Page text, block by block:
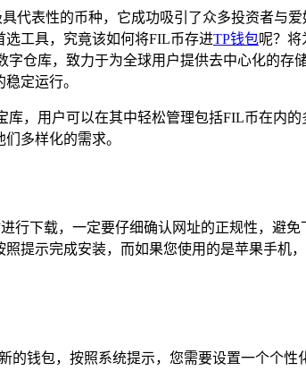
代表性的币种，它成功吸引了众多投资者与爱
工具，究竟该如何将FIL币存进TP钱包呢？将
仓库，致力于为全球用户提供去中心化的
定运行。
，用户可以在其中轻松管理包括FIL币在内
多样化的需求。
行下载，一定要仔细确认网址的正规性，避
示完成安装，而如果您使用的是苹果手机，
钱包，按照系统提示，您需要设置一个个性